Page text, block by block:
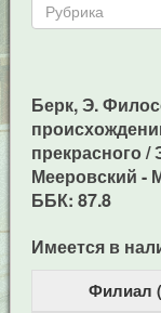
Берк, Э.
прекрасного /
Мееровский -
ББК: 87.8
Имеется в
Филиал